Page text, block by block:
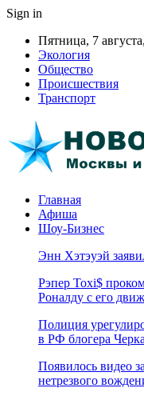
Sign in
Пятница, 7
Экология
Общество
Происшествия
Транспорт
Главная
Афиша
Шоу-Бизнес
Энн Хэтэуэй
Рэпер Toxi$
Роналду с его
Полиция
в РФ блогера
Появилось видео
нетрезвого